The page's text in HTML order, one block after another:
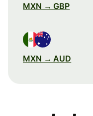
MXN → GBP
MXN → AUD